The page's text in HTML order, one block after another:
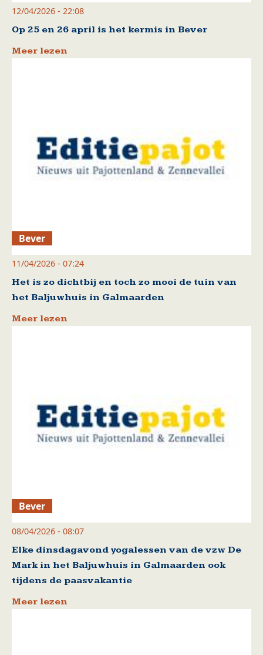
12/04/2026 - 22:08
Op 25 en 26 april is het kermis in Bever
Meer lezen
Bever
11/04/2026 - 07:24
Het is zo dichtbij en toch zo mooi de tuin van
het Baljuwhuis in Galmaarden
Meer lezen
Bever
08/04/2026 - 08:07
Elke dinsdagavond yogalessen van de vzw De
Mark in het Baljuwhuis in Galmaarden ook
tijdens de paasvakantie
Meer lezen